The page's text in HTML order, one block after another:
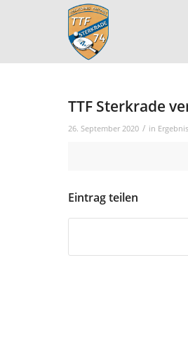
TTF Sterkrade
26. September 2020 / in
Eintrag teilen